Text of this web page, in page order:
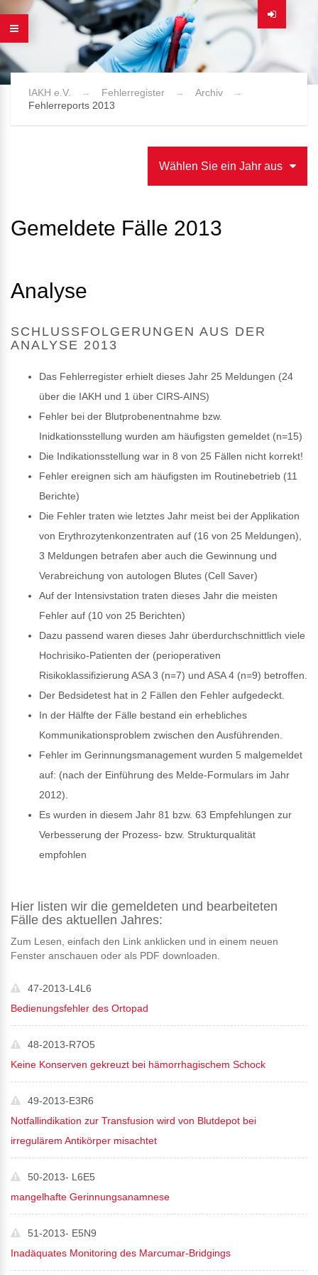
IAKH e.V. Fehlerregister
Archiv
Fehlerreports 2013
Wählen Sie ein Jahr aus
Gemeldete Fälle 2013
Analyse
SCHLUSSFOLGERUNGEN AUS DER A
NALYSE 2013
Das Fehlerregister erhielt dieses Jahr 25 Meldungen (24
über die IAKH und 1 über CIRS-AINS)
Fehler bei der Blutprobenentnahme bzw.
Inidkationsstellung wurden am häufigsten gemeldet (n=15)
Die Indikationsstellung war in 8 von 25 Fällen nicht korrekt!
Fehler ereignen sich am häufigsten im Routinebetrieb (11
Berichte)
Die Fehler traten wie letztes Jahr meist bei der Applikation
von Erythrozytenkonzentraten auf (16 von 25 Meldungen),
3 Meldungen betrafen aber auch die Gewinnung und
Verabreichung von autologen Blutes (Cell Saver)
Auf der Intensivstation traten dieses Jahr die meisten
Fehler auf (10 von 25 Berichten)
Dazu passend waren dieses Jahr überdurchschnittlich viele
Hochrisiko-Patienten der (perioperativen
Risikoklassifizierung ASA 3 (n=7) und ASA 4 (n=9) betroffen.
Der Bedsidetest hat in 2 Fällen den Fehler aufgedeckt.
In der Hälfte der Fälle bestand ein erhebliches
Kommunikationsproblem zwischen den Ausführenden.
Fehler im Gerinnungsmanagement wurden 5 malgemeldet
auf: (nach der Einführung des Melde-Formulars im Jahr
2012).
Es wurden in diesem Jahr 81 bzw. 63 Empfehlungen zur
Verbesserung der Prozess- bzw. Strukturqualität
empfohlen
Hier listen wir die gemeldeten und bearbeiteten
Fälle des aktuellen Jahres:
Zum Lesen, einfach den Link anklicken und in einem neuen
Fenster anschauen oder als PDF downloaden.
47-2013-L4L6
Bedienungsfehler des Ortopad
48-2013-R7O5
Keine Konserven gekreuzt bei hämorrhagischem Schock
49-2013-E3R6
Notfallindikation zur Transfusion wird von Blutdepot bei
irregulärem Antikörper misachtet
50-2013- L6E5
mangelhafte Gerinnungsanamnese
51-2013- E5N9
Inadäquates Monitoring des Marcumar-Bridgings